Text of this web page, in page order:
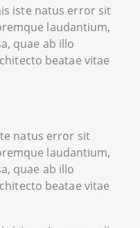
iste natus error sit
laudantium,
quae ab illo
beatae vitae
natus error sit
laudantium,
quae ab illo
beatae vitae